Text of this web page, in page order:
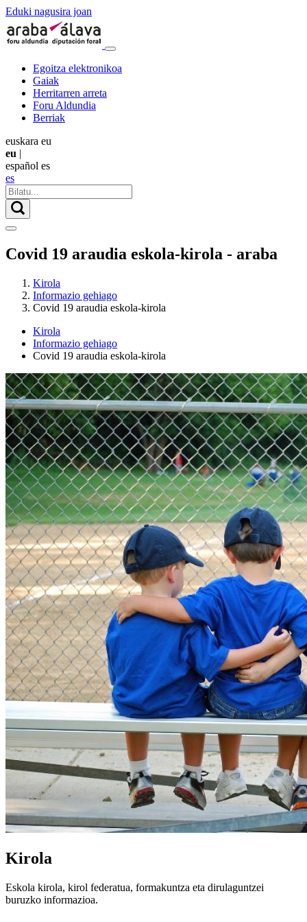
Eduki nagusira joan
Egoitza elektronikoa
Gaiak
Herritarren arreta
Foru Aldundia
Berriak
euskara eu
eu |
español es
es
Covid 19 araudia eskola-kirola - araba
Kirola
Informazio gehiago
Covid 19 araudia eskola-kirola
Kirola
Informazio gehiago
Covid 19 araudia eskola-kirola
Kirola
Eskola kirola, kirol federatua, formakuntza eta dirulaguntzei
buruzko informazioa.